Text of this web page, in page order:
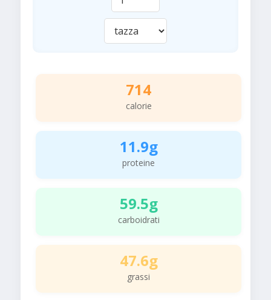
714
calorie
11.9g
proteine
59.5g
carboidrati
47.6g
grassi